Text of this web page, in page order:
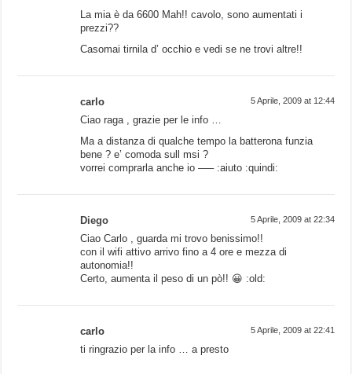
La mia è da 6600 Mah!! cavolo, sono aumentati i
prezzi??
Casomai tirnila d’ occhio e vedi se ne trovi altre!!
carlo 5 Aprile, 2009 at 12:44
Ciao raga , grazie per le info …
Ma a distanza di qualche tempo la batterona funzia
bene ? e’ comoda sull msi ?
vorrei comprarla anche io —– :aiuto :quindi:
Diego 5 Aprile, 2009 at 22:34
Ciao Carlo , guarda mi trovo benissimo!!
con il wifi attivo arrivo fino a 4 ore e mezza di
autonomia!!
Certo, aumenta il peso di un pò!! 😀 :old:
carlo 5 Aprile, 2009 at 22:41
ti ringrazio per la info … a presto